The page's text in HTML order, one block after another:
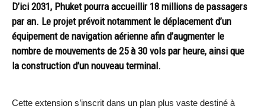
D’ici 2031, Phuket pourra accueillir 18 millions de passagers
par an. Le projet prévoit notamment le déplacement d’un
équipement de navigation aérienne afin d’augmenter le
nombre de mouvements de 25 à 30 vols par heure, ainsi que
la construction d’un nouveau terminal.
Cette extension s’inscrit dans un plan plus vaste destiné à